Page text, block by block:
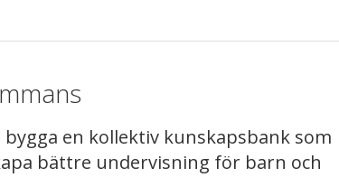
en kollektiv kunskapsbank som
bättre undervisning för barn och